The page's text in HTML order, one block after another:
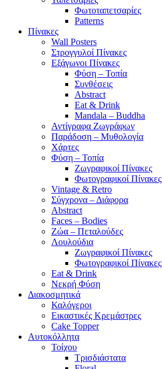
Φωτοταπετσαρίες
Patterns
Πίνακες
Wall Posters
Στρογγυλοί Πίνακες
Εξάγωνοι Πίνακες
Φύση – Τοπία
Συνθέσεις
Abstract
Eat & Drink
Mandala – Buddha
Αντίγραφα Ζωγράφων
Παράδοση – Μυθολογία
Χάρτες
Φύση – Τοπία
Ζωγραφικοί Πίνακες
Φωτογραφικοί Πίνακες
Vintage & Retro
Σύγχρονα – Διάφορα
Abstract
Faces – Bodies
Ζώα – Πεταλούδες
Λουλούδια
Ζωγραφικοί Πίνακες
Φωτογραφικοί Πίνακες
Eat & Drink
Νεκρή Φύση
Διακοσμητικά
Καλόγεροι
Εικαστικές Κρεμάστρες
Cake Topper
Αυτοκόλλητα
Τοίχου
Τρισδιάστατα